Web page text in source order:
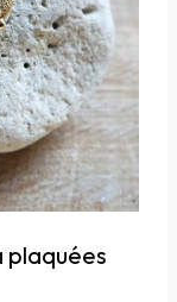
plaquées